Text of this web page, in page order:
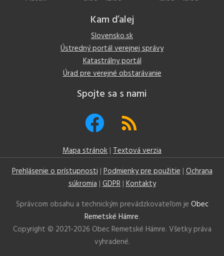
Kam ďalej
Slovensko.sk
Ústredný portál verejnej správy
Katastrálny portál
Úrad pre verejné obstarávanie
Spojte sa s nami
Mapa stránok | Textová verzia
Prehlásenie o prístupnosti|Podmienky pre použitie|Ochrana
súkromia|GDPR|Kontakty
Správcom obsahu a technickým prevádzkovateľom je Obec
Remetské Hámre.
Copyright © 2021-2026 Obec Remetské Hámre. Všetky práva
vyhradené.